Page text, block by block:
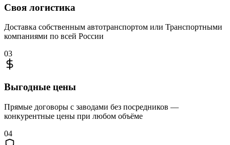
Своя логистика
Доставка собственным автотранспортом или Транспортными
компаниями по всей России
03
Выгодные цены
Прямые договоры с заводами без посредников —
конкурентные цены при любом объёме
04